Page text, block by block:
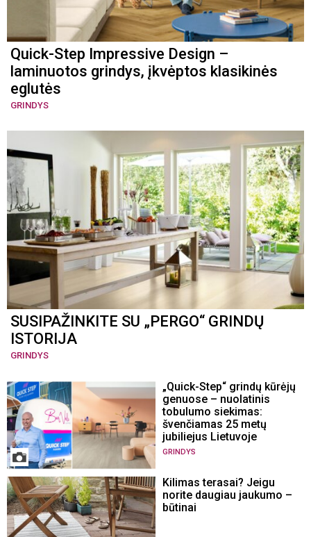
Quick-Step Impressive Design –
laminuotos grindys, įkvėptos klasikinės
eglutės
GRINDYS
SUSIPAŽINKITE SU „PERGO“ GRINDŲ
ISTORIJA
GRINDYS
„Quick-Step“ grindų kūrėjų
genuose – nuolatinis
tobulumo siekimas:
švenčiamas 25 metų
jubiliejus Lietuvoje
GRINDYS
Kilimas terasai? Jeigu
norite daugiau jaukumo –
būtinai